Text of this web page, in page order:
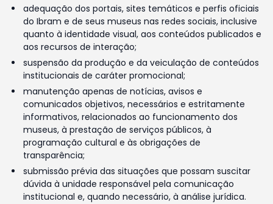
adequação dos portais, sites temáticos e perfis oficiais
do Ibram e de seus museus nas redes sociais, inclusive
quanto à identidade visual, aos conteúdos publicados e
aos recursos de interação;
suspensão da produção e da veiculação de conteúdos
institucionais de caráter promocional;
manutenção apenas de notícias, avisos e
comunicados objetivos, necessários e estritamente
informativos, relacionados ao funcionamento dos
museus, à prestação de serviços públicos, à
programação cultural e às obrigações de
transparência;
submissão prévia das situações que possam suscitar
dúvida à unidade responsável pela comunicação
institucional e, quando necessário, à análise jurídica.